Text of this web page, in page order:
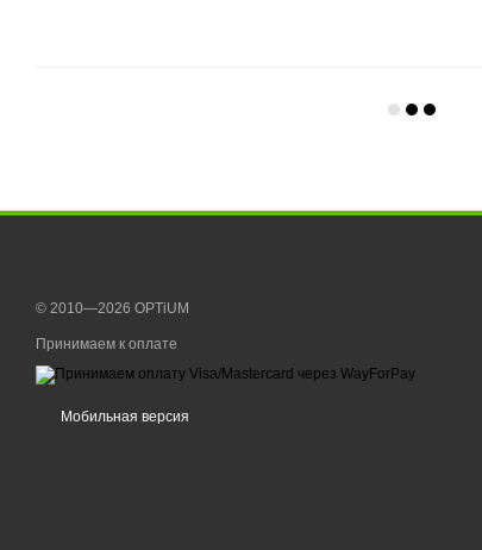
© 2010—2026 OPTiUM
Принимаем к оплате
Мобильная версия